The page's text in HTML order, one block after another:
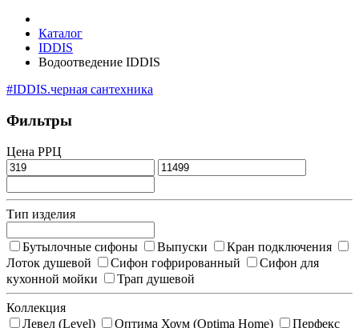
Каталог
IDDIS
Водоотведение IDDIS
#IDDIS.черная сантехника
Фильтры
Цена РРЦ
Тип изделия
Бутылочные сифоны Выпуски
Кран подключения
Лоток душевой
Сифон гофрированный
Сифон для
кухонной мойки
Трап душевой
Коллекция
Левел (Level)
Оптима Хоум (Optima Home)
Перфекс